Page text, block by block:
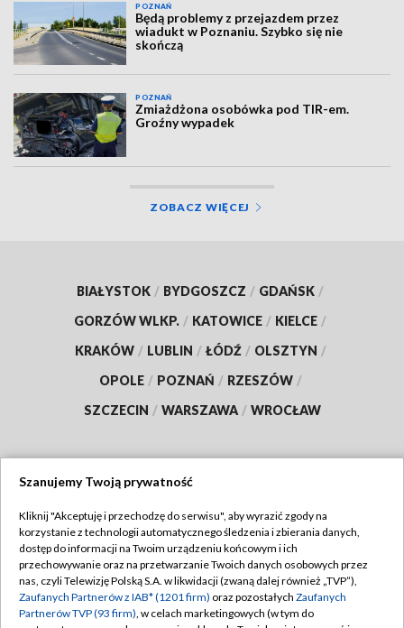
POZNAŃ
Będą problemy z przejazdem przez
wiadukt w Poznaniu. Szybko się nie
skończą
POZNAŃ
Zmiażdżona osobówka pod TIR-em.
Groźny wypadek
ZOBACZ WIĘCEJ
BIAŁYSTOK / BYDGOSZCZ / GDAŃSK /
GORZÓW WLKP. / KATOWICE / KIELCE /
KRAKÓW / LUBLIN / ŁÓDŹ / OLSZTYN /
OPOLE / POZNAŃ / RZESZÓW /
SZCZECIN / WARSZAWA / WROCŁAW
TVP
Abonament TVP
Emisja w TVP
Centrum informacji TVP
Regulamin TVP
Polityka prywatności
Szanujemy Twoją prywatność
Kliknij "Akceptuję i przechodzę do serwisu", aby wyrazić zgody na
korzystanie z technologii automatycznego śledzenia i zbierania danych,
dostęp do informacji na Twoim urządzeniu końcowym i ich
przechowywanie oraz na przetwarzanie Twoich danych osobowych przez
nas, czyli Telewizję Polską S.A. w likwidacji (zwaną dalej również „TVP”),
Zaufanych Partnerów z IAB* (1201 firm) oraz pozostałych Zaufanych
Partnerów TVP (93 firm), w celach marketingowych (w tym do